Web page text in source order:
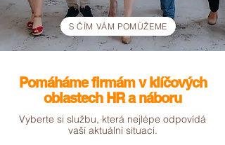
S ČÍM VÁM POMŮŽEME
Pomáháme firmám v klíčových
oblastech HR a náboru
Vyberte si službu, která nejlépe odpovídá
vaší aktuální situaci.